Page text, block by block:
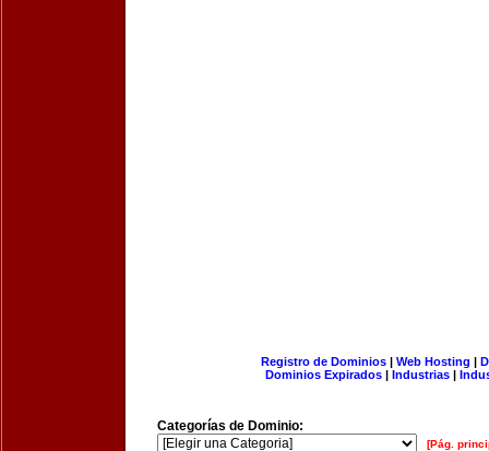
Registro de Dominios| Web Hosting |
Dominios Expirados | Industrias |
Categorías de Dominio:
[Pág.